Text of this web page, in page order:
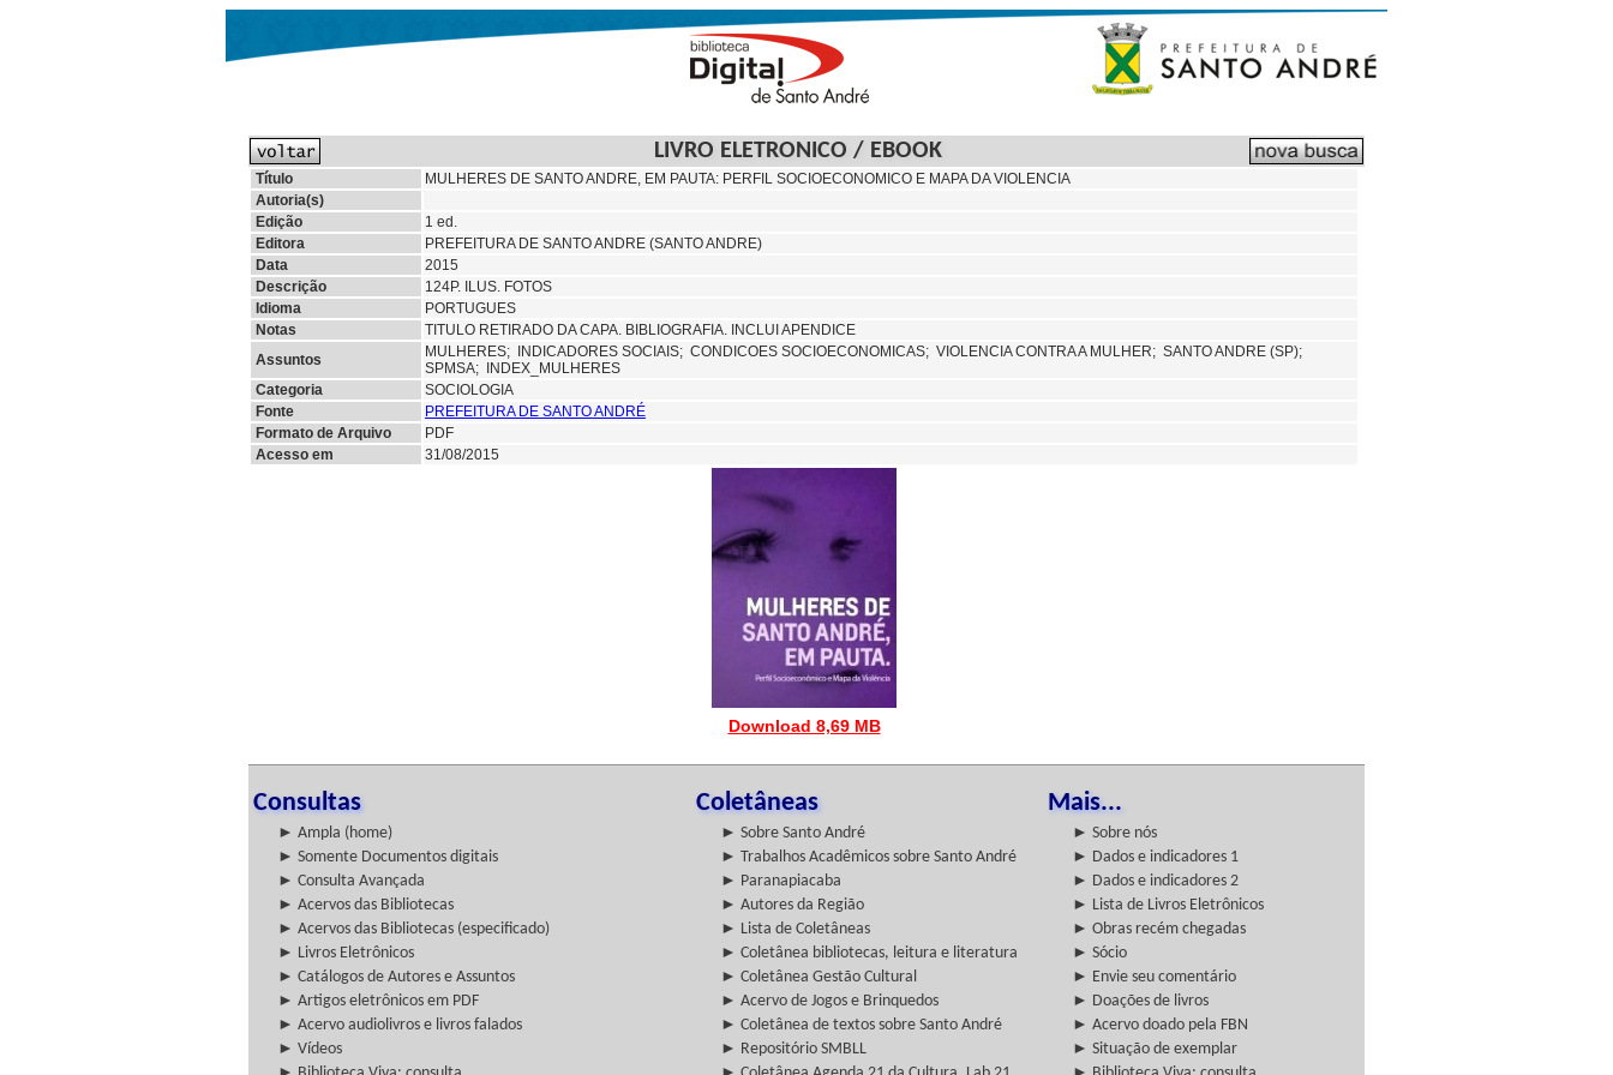
LIVRO ELETRONICO / EBOOK
Título
MULHERES DE SANTO ANDRE, EM PAUTA: PERFIL SOCIOECONOMICO E MAPA DA VIOLENCIA
Autoria(s)
Edição
1 ed.
Editora
PREFEITURA DE SANTO ANDRE (SANTO ANDRE)
Data
2015
Descrição
124P. ILUS. FOTOS
Idioma
PORTUGUES
Notas
TITULO RETIRADO DA CAPA. BIBLIOGRAFIA. INCLUI APENDICE
Assuntos
MULHERES; INDICADORES SOCIAIS; CONDICOES SOCIOECONOMICAS; VIOLENCIA CONTRA A MULHER; SANTO ANDRE (SP);
SPMSA; INDEX_MULHERES
Categoria
SOCIOLOGIA
Fonte
PREFEITURA DE SANTO ANDRÉ
Formato de Arquivo
PDF
Acesso em
31/08/2015
Download 8,69 MB
Consultas Coletâneas Mais...
► Ampla (home) ► Sobre Santo André
► Sobre nós
► Somente Documentos digitais
► Trabalhos Acadêmicos sobre Santo André
► Dados e indicadores 1
► Consulta Avançada
► Paranapiacaba
► Dados e indicadores 2
► Acervos das Bibliotecas
► Autores da Região
► Lista de Livros Eletrônicos
► Acervos das Bibliotecas (especificado)
► Lista de Coletâneas
► Obras recém chegadas
► Livros Eletrônicos
► Coletânea bibliotecas, leitura e literatura
► Sócio
► Catálogos de Autores e Assuntos
► Coletânea Gestão Cultural
► Envie seu comentário
► Artigos eletrônicos em PDF
► Acervo de Jogos e Brinquedos
► Doações de livros
► Acervo audiolivros e livros falados
► Coletânea de textos sobre Santo André
► Acervo doado pela FBN
► Vídeos
► Repositório SMBLL
► Situação de exemplar